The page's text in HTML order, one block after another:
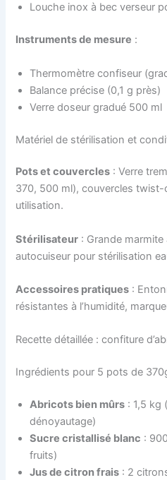
Louche inox à bec verseur
Instruments de mesure :
Thermomètre confiseur
Balance précise (0,1 g près)
Verre doseur gradué 500 ml
Matériel de stérilisation et
Pots et couvercles : Verre
370, 500 ml), couvercles
utilisation.
Stérilisateur : Grande
autocuiseur pour stérilisation
Accessoires pratiques :
résistantes à l’humidité,
Recette détaillée : confiture
Ingrédients pour 5 pots de
Abricots bien mûrs : 1,5 kg
dénoyautage)
Sucre cristallisé blanc :
fruits)
Jus de citron frais : 2